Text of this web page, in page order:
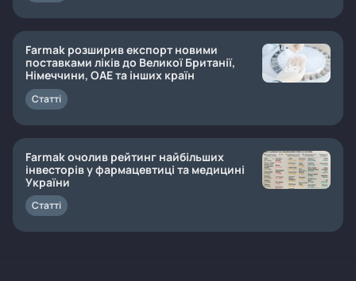
Farmak розширив експорт новими
поставками ліків до Великої Британії,
Німеччини, ОАЕ та інших країн
Статті
Farmak очолив рейтинг найбільших
інвесторів у фармацевтиці та медицині
України
Статті